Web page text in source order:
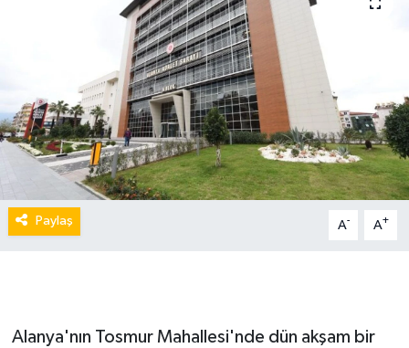
Paylaş A- A+
Alanya'nın Tosmur Mahallesi'nde dün akşam bir